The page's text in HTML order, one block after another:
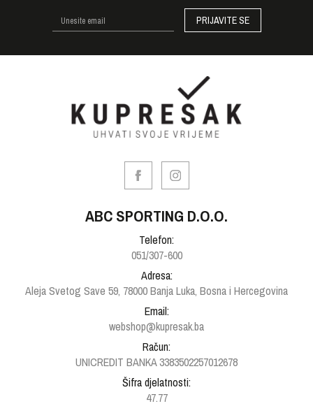
PRIJAVITE SE
ABC SPORTING D.O.O.
Telefon:
051/307-600
Adresa:
Aleja Svetog Save 59, 78000 Banja Luka, Bosna i Hercegovina
Email:
webshop@kupresak.ba
Račun:
UNICREDIT BANKA 3383502257012678
Šifra djelatnosti:
47.77